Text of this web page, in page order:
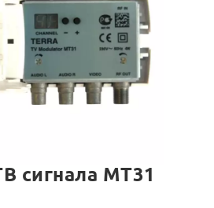
сигнала МТ31